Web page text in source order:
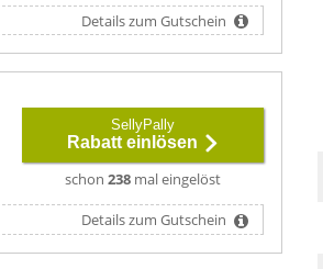
Details zum Gutschein
SellyPally
Rabatt einlösen
schon 238 mal eingelöst
Details zum Gutschein